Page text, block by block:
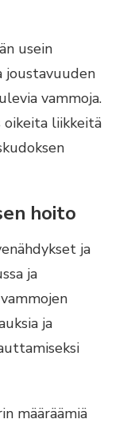
usein
joustavuuden
vammoja.
liikkeitä
hoito
ja
ja
ja
määräämiä